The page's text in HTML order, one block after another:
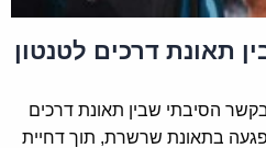
נזק גוף כתוצאה מתאונת
דרכים לצורך ייצוג
תאונת דרכים לטנטון
הסיבתי שבין תאונת דרכים
בתאונת שרשרת, תוך דחיית